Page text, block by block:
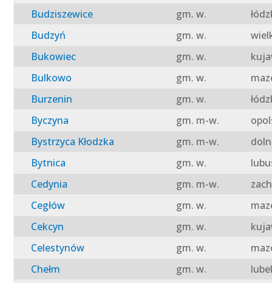
Budziszewice
gm. w.
Budzyń
gm. w.
Bukowiec
gm. w.
Bulkowo
gm. w.
Burzenin
gm. w.
Byczyna
gm. m-w.
Bystrzyca Kłodzka
gm. m-w.
Bytnica
gm. w.
Cedynia
gm. m-w.
Cegłów
gm. w.
Cekcyn
gm. w.
Celestynów
gm. w.
Chełm
gm. w.